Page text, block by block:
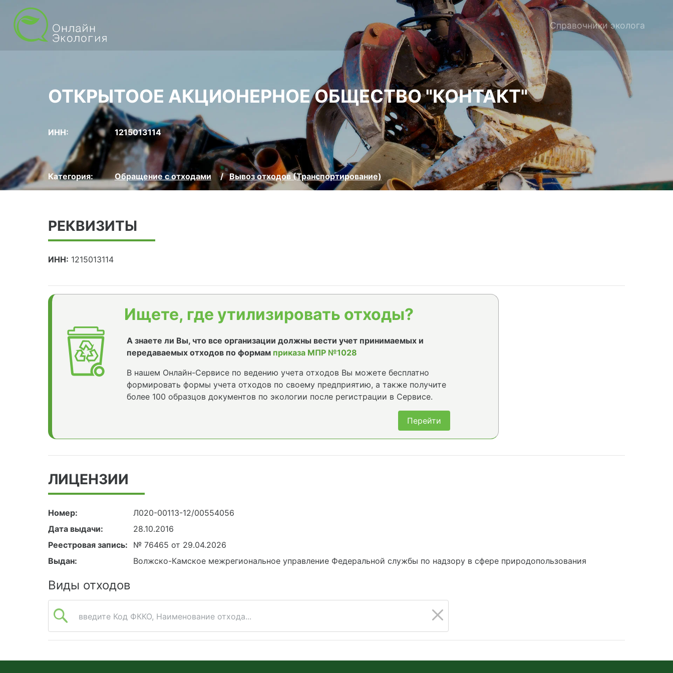
Справочники эколога
ОТКРЫТООЕ АКЦИОНЕРНОЕ ОБЩЕСТВО "КОНТАКТ"
ИНН: 1215013114
Категория: Обращение с отходами Вывоз отходов (Транспортирование)
РЕКВИЗИТЫ
ИНН: 1215013114
Ищете, где утилизировать отходы?
А знаете ли Вы, что все организации должны вести учет принимаемых и
передаваемых отходов по формам приказа МПР №1028
В нашем Онлайн-Сервисе по ведению учета отходов Вы можете бесплатно
формировать формы учета отходов по своему предприятию, а также получите
более 100 образцов документов по экологии после регистрации в Сервисе.
Перейти
ЛИЦЕНЗИИ
Номер:
Л020-00113-12/00554056
Дата выдачи:
28.10.2016
Реестровая запись:
№ 76465 от 29.04.2026
Выдан:
Волжско-Камское межрегиональное управление Федеральной службы по надзору в сфере природопользования
Виды отходов
введите Код ФККО, Наименование отхода...